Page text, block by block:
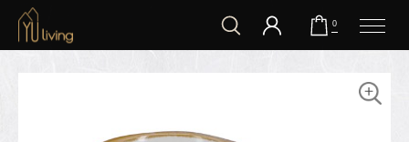
到主要內容
0